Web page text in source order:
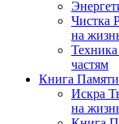
Чистка
на
Техника
частям
Книга Памяти
Искра
на